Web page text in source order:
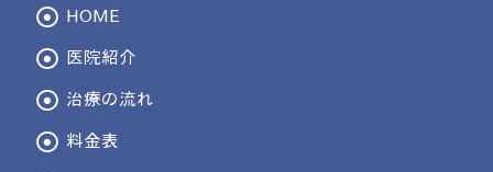
HOME
医院紹介
治療の流れ
料金表